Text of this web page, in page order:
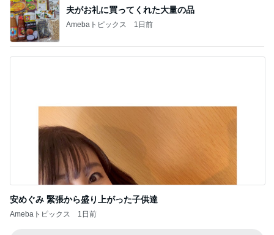
夫がお礼に買ってくれた大量の品
Amebaトピックス 1日前
安めぐみ 緊張から盛り上がった子供達
Amebaトピックス 1日前